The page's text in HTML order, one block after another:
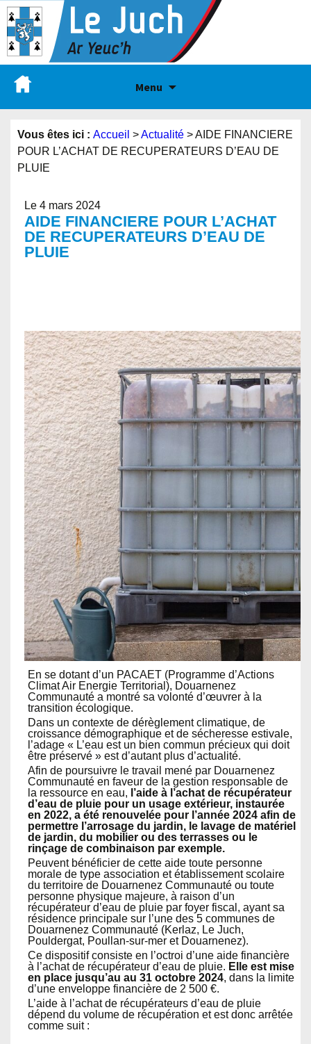
Menu
Vous êtes ici : Accueil >Actualité >AIDE FINANCIERE
POUR L’ACHAT DE RECUPERATEURS D’EAU DE
PLUIE
Le 4 mars 2024
AIDE FINANCIERE POUR L’ACHAT
DE RECUPERATEURS D’EAU DE
PLUIE
En se dotant d’un PACAET (Programme d’Actions
Climat Air Energie Territorial), Douarnenez
Communauté a montré sa volonté d’œuvrer à la
transition écologique.
Dans un contexte de dérèglement climatique, de
croissance démographique et de sécheresse estivale,
l’adage « L’eau est un bien commun précieux qui doit
être préservé » est d’autant plus d’actualité.
Afin de poursuivre le travail mené par Douarnenez
Communauté en faveur de la gestion responsable de
la ressource en eau, l’aide à l’achat de récupérateur
d’eau de pluie pour un usage extérieur, instaurée
en 2022, a été renouvelée pour l’année 2024 afin de
permettre l’arrosage du jardin, le lavage de matériel
de jardin, du mobilier ou des terrasses ou le
rinçage de combinaison par exemple.
Peuvent bénéficier de cette aide toute personne
morale de type association et établissement scolaire
du territoire de Douarnenez Communauté ou toute
personne physique majeure, à raison d’un
récupérateur d’eau de pluie par foyer fiscal, ayant sa
résidence principale sur l’une des 5 communes de
Douarnenez Communauté (Kerlaz, Le Juch,
Pouldergat, Poullan-sur-mer et Douarnenez).
Ce dispositif consiste en l’octroi d’une aide financière
à l’achat de récupérateur d’eau de pluie. Elle est mise
en place jusqu’au au 31 octobre 2024, dans la limite
d’une enveloppe financière de 2 500 €.
L’aide à l’achat de récupérateurs d’eau de pluie
dépend du volume de récupération et est donc arrêtée
comme suit :